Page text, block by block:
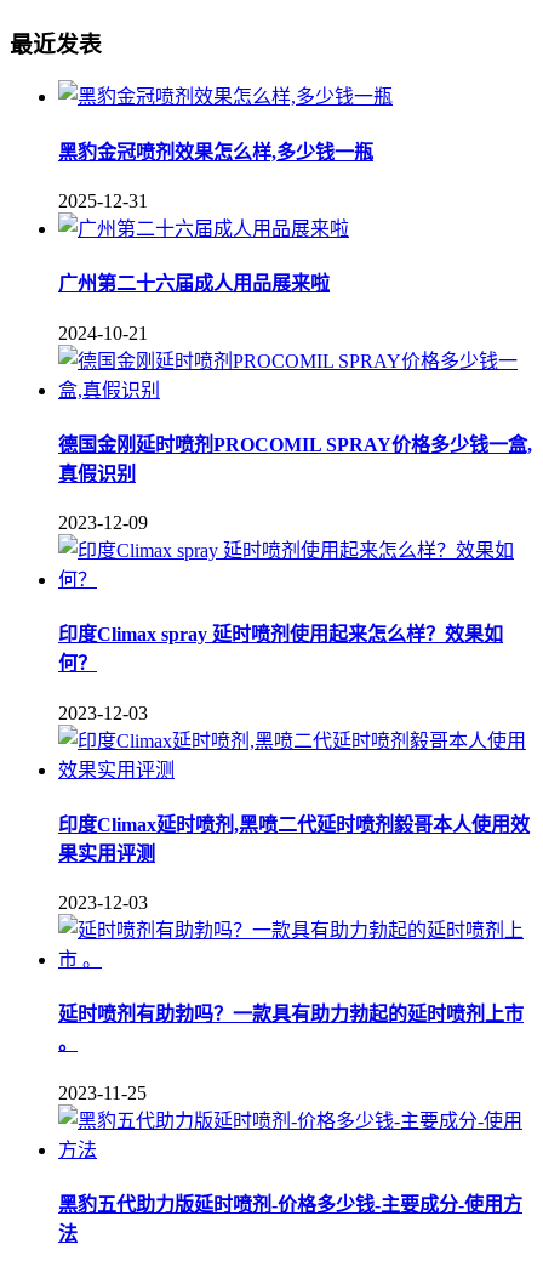
最近发表
黑豹金冠喷剂效果怎么样,多少钱一瓶
2025-12-31
广州第二十六届成人用品展来啦
2024-10-21
德国金刚延时喷剂PROCOMIL SPRAY价格多少钱一盒,
真假识别
2023-12-09
印度Climax spray 延时喷剂使用起来怎么样？效果如
何？
2023-12-03
印度Climax延时喷剂,黑喷二代延时喷剂毅哥本人使用效
果实用评测
2023-12-03
延时喷剂有助勃吗？一款具有助力勃起的延时喷剂上市
。
2023-11-25
黑豹五代助力版延时喷剂-价格多少钱-主要成分-使用方
法